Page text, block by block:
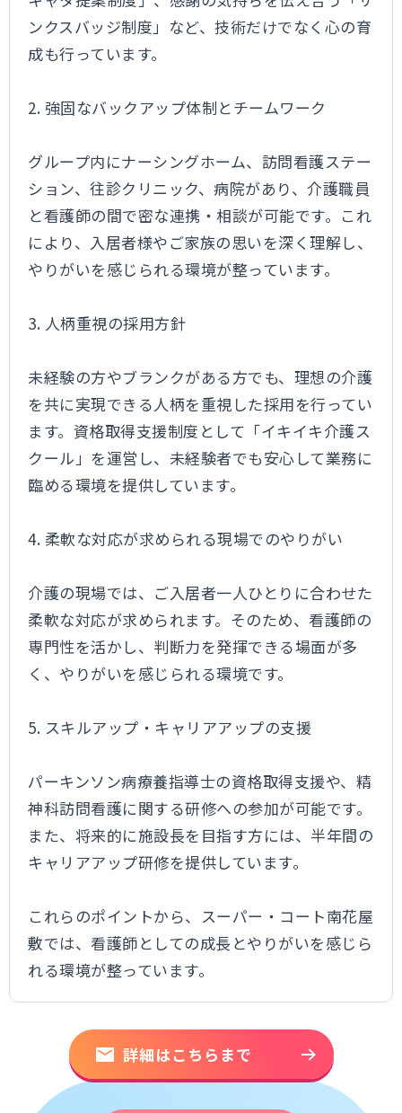
ンクスバッジ制度」など、技術だけでなく心の育
成も行っています。
2. 強固なバックアップ体制とチームワーク
グループ内にナーシングホーム、訪問看護ステー
ション、往診クリニック、病院があり、介護職員
と看護師の間で密な連携・相談が可能です。これ
により、入居者様やご家族の思いを深く理解し、
やりがいを感じられる環境が整っています。
3. 人柄重視の採用方針
未経験の方やブランクがある方でも、理想の介護
を共に実現できる人柄を重視した採用を行ってい
ます。資格取得支援制度として「イキイキ介護ス
クール」を運営し、未経験者でも安心して業務に
臨める環境を提供しています。
4. 柔軟な対応が求められる現場でのやりがい
介護の現場では、ご入居者一人ひとりに合わせた
柔軟な対応が求められます。そのため、看護師の
専門性を活かし、判断力を発揮できる場面が多
く、やりがいを感じられる環境です。
5. スキルアップ・キャリアアップの支援
パーキンソン病療養指導士の資格取得支援や、精
神科訪問看護に関する研修への参加が可能です。
また、将来的に施設長を目指す方には、半年間の
キャリアアップ研修を提供しています。
これらのポイントから、スーパー・コート南花屋
敷では、看護師としての成長とやりがいを感じら
れる環境が整っています。
詳細はこちらまで